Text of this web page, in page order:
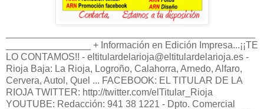
________________ + Información en Edición Impresa...¡¡TE
LO CONTAMOS!! - eltitulardelarioja@eltitulardelarioja.es -
Rioja Baja: La Rioja, Logroño, Calahorra, Arnedo, Alfaro,
Cervera, Autol, Quel ... FACEBOOK: EL TITULAR DE LA
RIOJA TWITTER: http://twitter.com/elTitular_Rioja
YOUTUBE: Redacción: 941 38 1221 - Dpto. Comercial